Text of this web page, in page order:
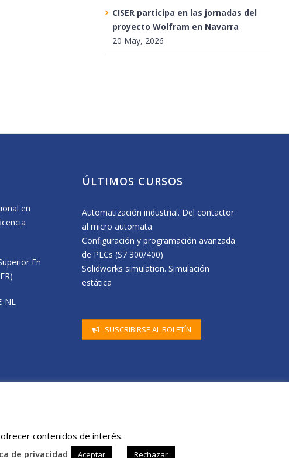
CISER participa en las jornadas del
proyecto Wolfram en Navarra
20 May, 2026
e
Erasmus+ Visit to CENIFER Focused on
11 May, 2026
Visita del alumnado de 6º de C.P. de
Beriáin a nuestro centro
8 May, 2026
30 April, 2026
Visita a central de
en
En
NL
ÚLTIMOS CURSOS
Automatización industrial. Del contactor
al micro automata
Configuración y programación avanzada
de PLCs (S7 300/400)
Solidworks simulation. Simulación
estática
SUSCRIBIRSE AL BOLETÍN
contenidos de interés.
de privacidad Aceptar Rechazar